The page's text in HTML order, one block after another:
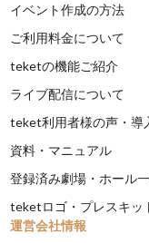
イベント作成の方法
ご利用料金について
teketの機能ご紹介
ライブ配信について
teket利用者様の声・導
資料・マニュアル
登録済み劇場・ホール
teketロゴ・プレスキッ
運営会社情報